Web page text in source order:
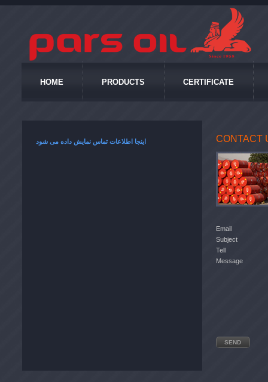
HOME PRODUCTS CERTIFICATE
اینجا اطلاعات تماس نمایش داده می شود CONTACT
Email
Subject
Tell
Message